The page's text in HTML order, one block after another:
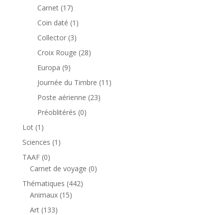
Carnet 1717
produits
Coin daté 1 1
produit
Collector 33
produits
Croix Rouge 2828
Europa 99
produits
Journée du Timbre 11 11
Poste aérienne 2323
Préoblitérés 00
Lot 1 1
produit
Sciences 1 1
TAAF 00
produit
Carnet de voyage 00
Thématiques 442442
Animaux 1515
Art 133133